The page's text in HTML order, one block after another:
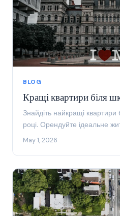
BLOG
Кращі квартири біля
Знайдіть найкращі
році. Орендуйте ідеальне
May 1, 2026